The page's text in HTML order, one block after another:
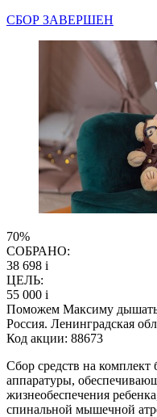
СБОР ЗАВЕРШЕН
70%
СОБРАНО:
38 698 i
ЦЕЛЬ:
55 000 i
Поможем Максиму
Россия. Ленинградская
Код акции: 88673
Сбор средств на комплект
аппаратуры,
жизнеобеспечения
спинальной мышечной